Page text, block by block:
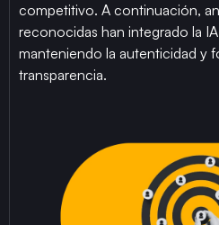
competitivo. A continuación,
reconocidas han integrado la
manteniendo la autenticidad y
transparencia.